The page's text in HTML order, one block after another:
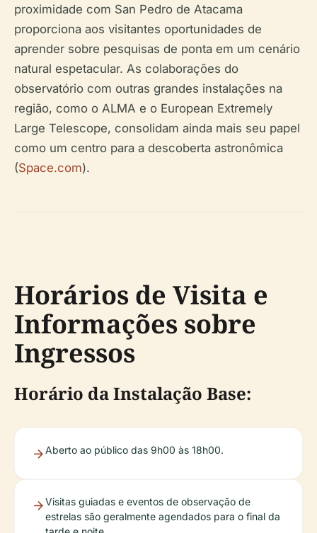
proximidade com San Pedro de Atacama
proporciona aos visitantes oportunidades de
aprender sobre pesquisas de ponta em um cenário
natural espetacular. As colaborações do
observatório com outras grandes instalações na
região, como o ALMA e o European Extremely
Large Telescope, consolidam ainda mais seu papel
como um centro para a descoberta astronômica
(Space.com).
Horários de Visita e
Informações sobre
Ingressos
Horário da Instalação Base:
Aberto ao público das 9h00 às 18h00.
Visitas guiadas e eventos de observação de
estrelas são geralmente agendados para o final da